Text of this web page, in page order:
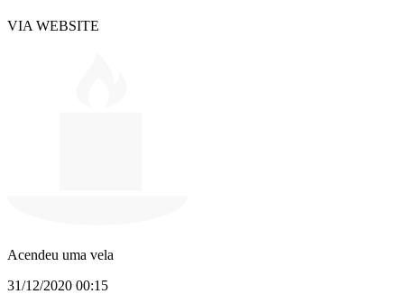
VIA WEBSITE
Acendeu uma vela
31/12/2020 00:15